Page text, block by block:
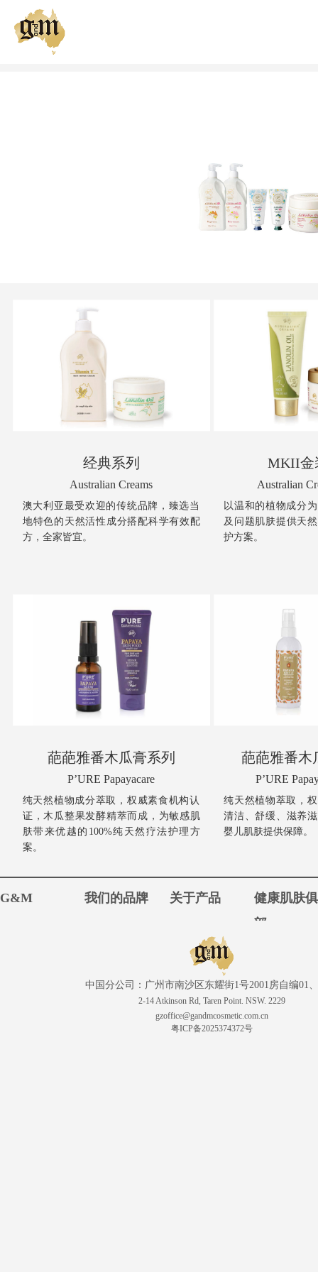
健康肌肤俱乐部
全球购买
经典系列
Australian Creams
澳大利亚最受欢迎的传统品牌，臻选当
地特色的天然活性成分搭配科学有效配
方，全家皆宜。
MKII金
Australian
以温和的植物成分
及问题肌肤提供天
护方案。
葩葩雅番木瓜膏系列
P’URE Papayacare
纯天然植物成分萃取，权威素食机构认
证，木瓜整果发酵精萃而成，为敏感肌
肤带来优越的100%纯天然疗法护理方
案。
葩葩雅番木
P’URE
纯天然植物萃取，
清洁、舒缓、滋养
婴儿肌肤提供保障。
G&M 我们的品牌 关于产品
健康肌肤
部
中国分公司：广州市南沙区东耀街1号2001房自编01
2-14 Atkinson Rd, Taren Point. NSW. 2229
gzoffice@gandmcosmetic.com.cn
粤ICP备2025374372号